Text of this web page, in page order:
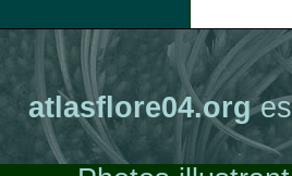
atlasflore04.org